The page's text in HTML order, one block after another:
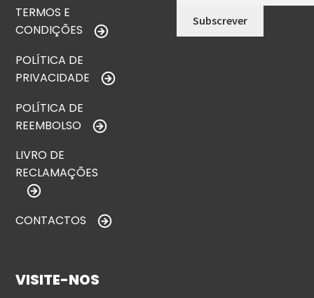
TERMOS E
CONDIÇÕES
POLÍTICA DE
PRIVACIDADE
POLÍTICA DE
REEMBOLSO
LIVRO DE
RECLAMAÇÕES
CONTACTOS
VISITE-NOS